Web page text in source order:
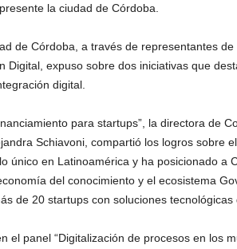
la ciudad de Córdoba.
de Córdoba, a través de representantes
Digital, expuso sobre dos iniciativas que
digital.
para startups”, la directora de
Schiavoni, compartió los logros sobre
único en Latinoamérica y ha posicionado a
del conocimiento y el ecosistema
de 20 startups con soluciones tecnológicas
el panel “Digitalización de procesos en los